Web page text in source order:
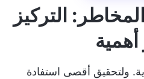
التركيز
ولتحقيق أقصى استفادة